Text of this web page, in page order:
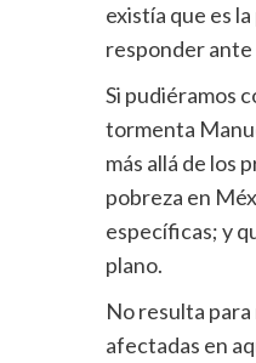
existía que es
responder
Si pudiéramos
tormenta
más allá de los
pobreza en
específicas; y
plano.
No resulta para
afectadas en